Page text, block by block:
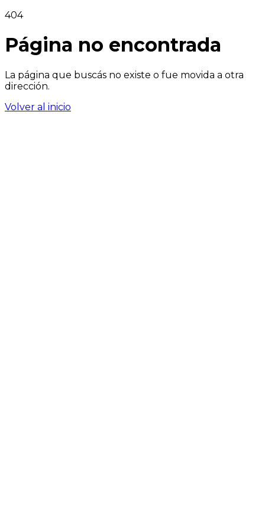
404
Página no encontrada
La página que buscás no existe o fue movida a otra
dirección.
Volver al inicio